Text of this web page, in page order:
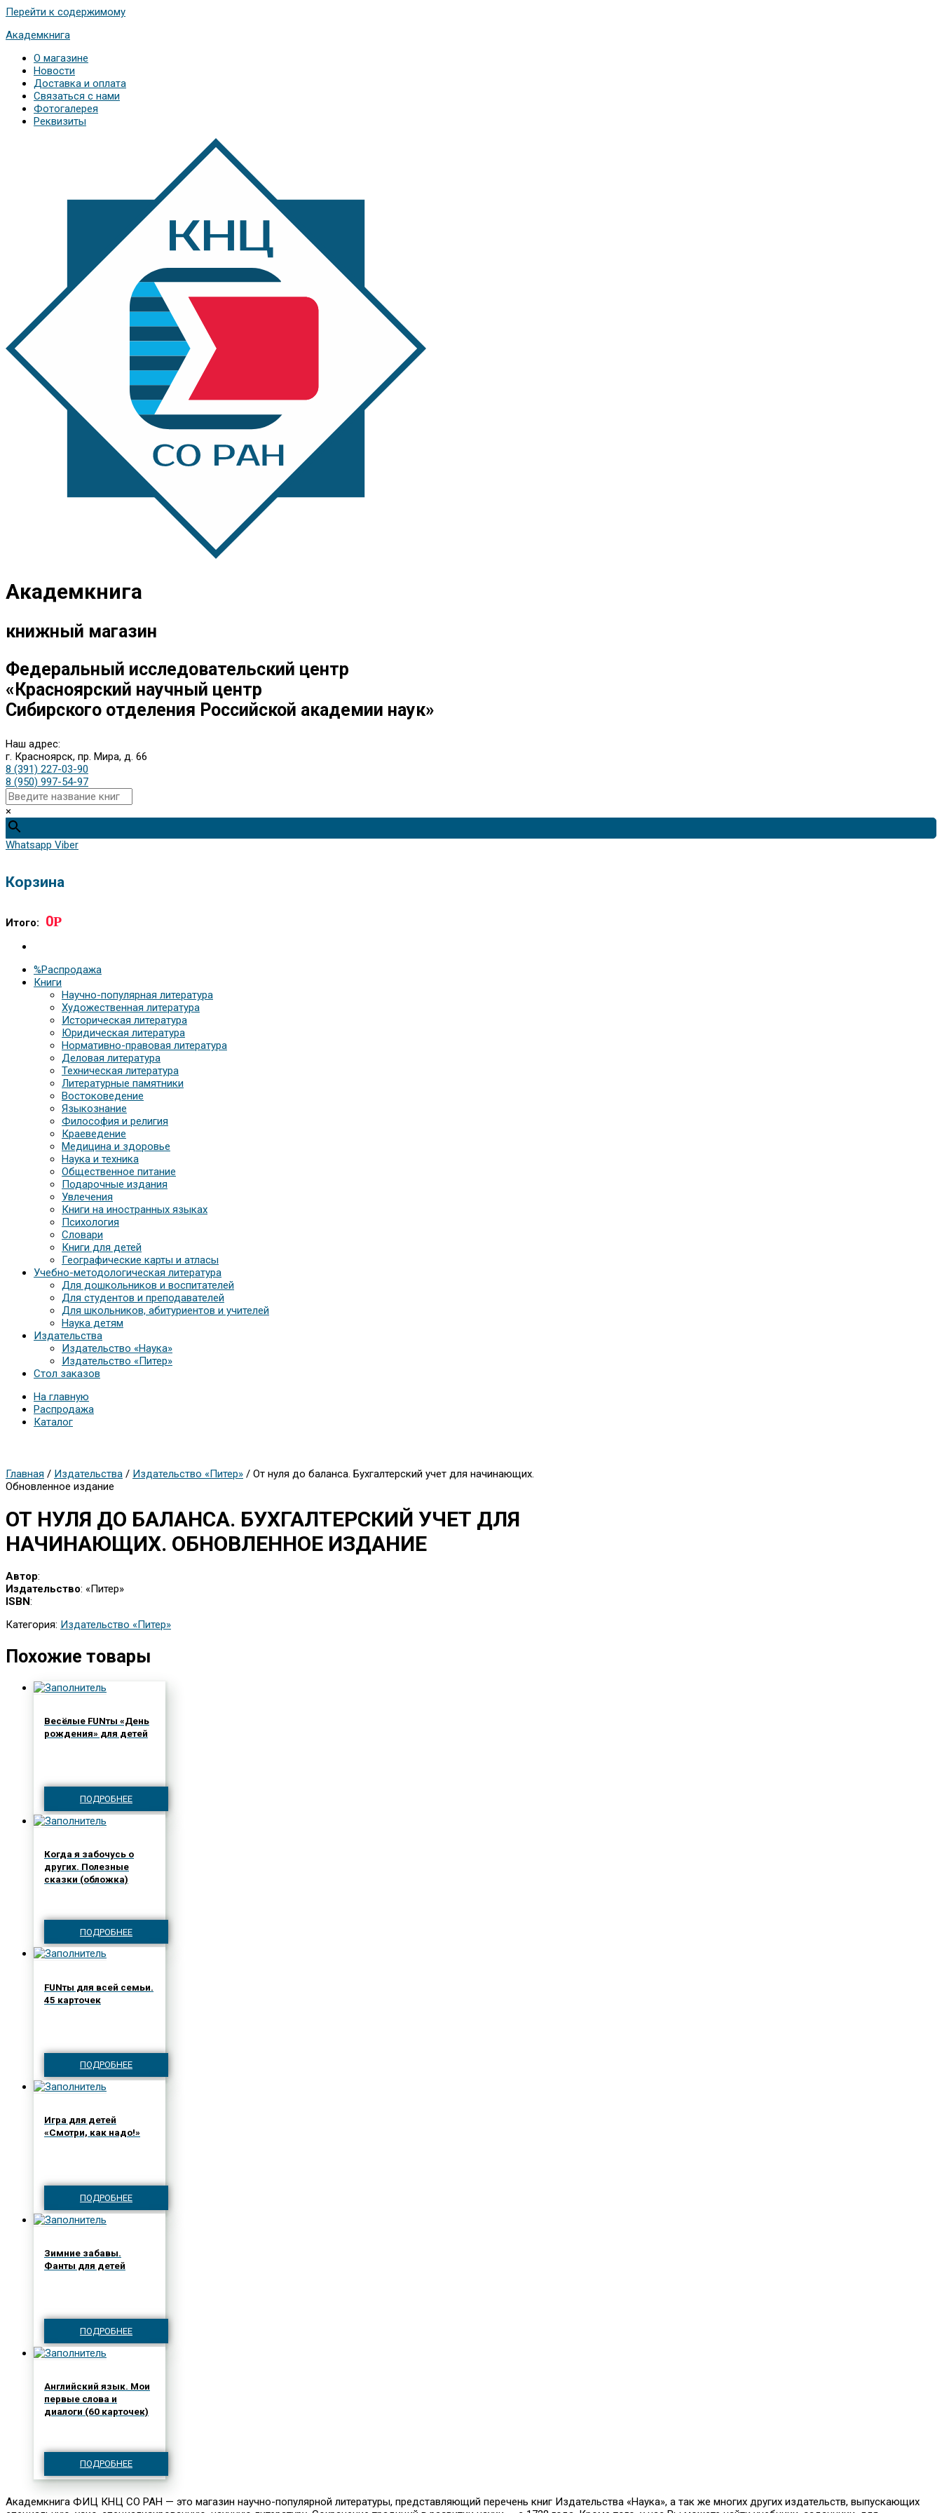
Перейти к содержимому
Академкнига
О магазине
Новости
Доставка и оплата
Связаться с нами
Фотогалерея
Реквизиты
Академкнига
книжный магазин
Федеральный исследовательский центр
«Красноярский научный центр
Сибирского отделения Российской академии наук»
Наш адрес:
г. Красноярск, пр. Мира, д. 66
8 (391) 227-03-90
8 (950) 997-54-97
×
Whatsapp Viber
Корзина
Итого: 0Р
%Распродажа
Книги
Научно-популярная литература
Художественная литература
Историческая литература
Юридическая литература
Нормативно-правовая литература
Деловая литература
Техническая литература
Литературные памятники
Востоковедение
Языкознание
Философия и религия
Краеведение
Медицина и здоровье
Наука и техника
Общественное питание
Подарочные издания
Увлечения
Книги на иностранных языках
Психология
Словари
Книги для детей
Географические карты и атласы
Учебно-методологическая литература
Для дошкольников и воспитателей
Для студентов и преподавателей
Для школьников, абитуриентов и учителей
Наука детям
Издательства
Издательство «Наука»
Издательство «Питер»
Стол заказов
На главную
Распродажа
Каталог
Главная / Издательства / Издательство «Питер» / От нуля до баланса. Бухгалтерский учет для начинающих.
Обновленное издание
ОТ НУЛЯ ДО БАЛАНСА. БУХГАЛТЕРСКИЙ УЧЕТ ДЛЯ
НАЧИНАЮЩИХ. ОБНОВЛЕННОЕ ИЗДАНИЕ
Автор:
Издательство: «Питер»
ISBN:
Категория: Издательство «Питер»
Похожие товары
Весёлые FUNты «День
рождения» для детей
ПОДРОБНЕЕ
Когда я забочусь о
других. Полезные
сказки (обложка)
ПОДРОБНЕЕ
FUNты для всей семьи.
45 карточек
ПОДРОБНЕЕ
Игра для детей
«Смотри, как надо!»
ПОДРОБНЕЕ
Зимние забавы.
Фанты для детей
ПОДРОБНЕЕ
Английский язык. Мои
первые слова и
диалоги (60 карточек)
ПОДРОБНЕЕ
Академкнига ФИЦ КНЦ СО РАН — это магазин научно-популярной литературы, представляющий перечень книг Издательства «Наука», а так же многих других издательств, выпускающих